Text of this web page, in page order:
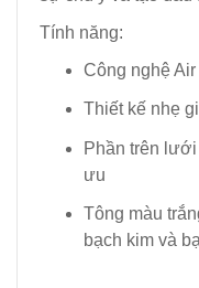
Tính năng:
Công nghệ
Thiết kế nhẹ
Phần trên
ưu
Tông màu
bạch kim và